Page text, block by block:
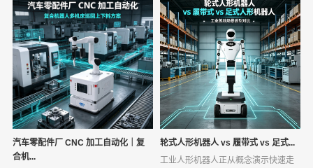
汽车零配件厂 CNC 加工自动化｜复
合机...
轮式人形机器人 vs 履带式 vs 足式...
工业人形机器人正从概念演示快速走